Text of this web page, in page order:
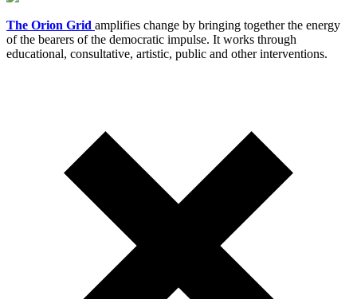
The Orion Grid amplifies change by bringing together the energy
of the bearers of the democratic impulse. It works through
educational, consultative, artistic, public and other interventions.